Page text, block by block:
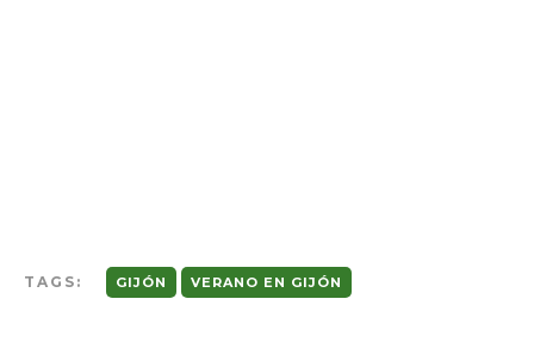
TAGS: GIJÓN VERANO EN GIJÓN